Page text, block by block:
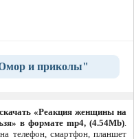
и приколы"
«Реакция женщины на
в формате mp4, (4.54Mb).
телефон, смартфон, планшет